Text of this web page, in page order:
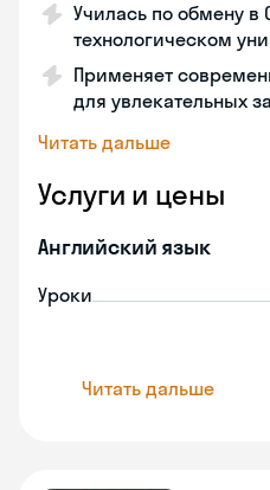
Училась по обмену в
технологическом
Применяет
для увлекательных
Читать дальше
Услуги и цены
Английский язык
Уроки
Читать дальше